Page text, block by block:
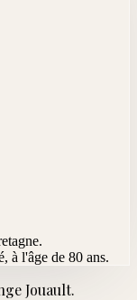
, à l'âge de 80 ans.
Jouault.